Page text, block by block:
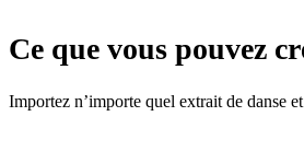
Ce que vous pouvez
Importez n’importe quel extrait de danse